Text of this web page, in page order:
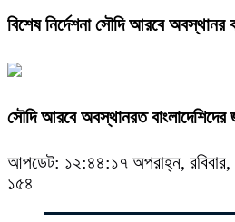
বিশেষ নির্দেশনা সৌদি আরবে অবস্থানর
সৌদি আরবে অবস্থানরত বাংলাদেশিদের
আপডেট: ১২:৪৪:১৭ অপরাহ্ন, রবিবার,
১৫৪